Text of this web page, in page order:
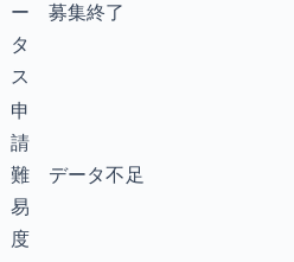
ー
タ
ス
募集終了
申
請
難
易
度
データ不足